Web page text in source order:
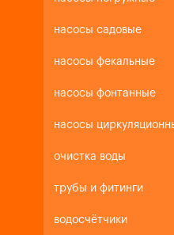
насосы садовые
насосы фекальные
насосы фонтанные
насосы
очистка воды
трубы и фитинги
водосчётчики